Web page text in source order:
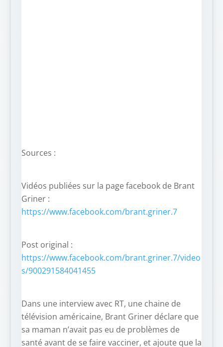
Sources :
Vidéos publiées sur la page facebook de Brant
Griner :
https://www.facebook.com/brant.griner.7
Post original :
https://www.facebook.com/brant.griner.7/video
s/900291584041455
Dans une interview avec RT, une chaine de
télévision américaine, Brant Griner déclare que
sa maman n’avait pas eu de problèmes de
santé avant de se faire vacciner, et ajoute que la